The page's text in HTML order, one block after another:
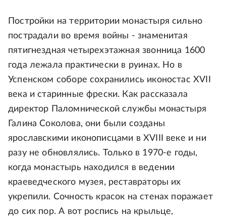
Постройки на территории монастыря сильно
пострадали во время войны - знаменитая
пятигнездная четырехэтажная звонница 1600
года лежала практически в руинах. Но в
Успенском соборе сохранились иконостас XVII
века и старинные фрески. Как рассказала
директор Паломнической службы монастыря
Галина Соколова, они были созданы
ярославскими иконописцами в XVIII веке и ни
разу не обновлялись. Только в 1970-е годы,
когда монастырь находился в ведении
краеведческого музея, реставраторы их
укрепили. Сочность красок на стенах поражает
до сих пор. А вот роспись на крыльце,